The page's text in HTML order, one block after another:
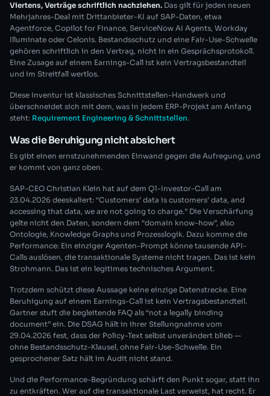
Viertens, Verträge schriftlich nachziehen. Das gilt für jeden neuen
Mehrjahres-Deal mit Drittanbieter-KI auf SAP-Daten, etwa
Agentforce, Copilot for Finance, ServiceNow AI Agents, Workday
Illuminate oder Celonis. Bestandsschutz und eine Fair-Use-Schwelle
gehören schriftlich in den Vertrag, nicht in ein Gesprächsprotokoll.
Eine Zusage auf einem Earnings-Call ist kein Vertragsbestandteil
und im Streitfall wertlos.
Diese Inventur ist klassisches Schnittstellen-Handwerk und
überschneidet sich mit dem, was in jedem ERP-Projekt am Anfang
steht: Requirement Engineering & Schnittstellen.
Was die Beruhigung nicht absichert
Es gibt einen ernstzunehmenden Einwand gegen die Aufregung, und
er kommt von ganz oben.
SAP-CEO Christian Klein hat auf dem Q1-Investor-Call am
23.04.2026 deeskaliert: “Customers’ data is customers’ data, and
accessing that data, we are not going to charge.” Die Verschärfung
gelte nicht den Daten, sondern dem “domain know-how”, also
Ontologie, Knowledge Graphs und Prozesslogik. Dazu komme die
Performance: Ein einziger Agenten-Prompt könne tausende API-
Calls auslösen, die transaktionale Systeme nicht tragen. Das ist kein
Strohmann. Das ist ein legitimes technisches Argument.
Trotzdem schützt diese Aussage keine einzige Datenstrecke. Eine
Beruhigung auf einem Earnings-Call ist kein Vertragsbestandteil.
Gartner stuft die begleitende FAQ als “not a legally binding
document” ein. Die DSAG hält in ihrer Stellungnahme vom
29.04.2026 fest, dass der Policy-Text selbst unverändert blieb —
ohne Bestandsschutz-Klausel, ohne Fair-Use-Schwelle. Ein
gesprochener Satz hält im Audit nicht stand.
Und die Performance-Begründung schärft den Punkt sogar, statt ihn
zu entkräften. Wer auf die transaktionale Last verweist, hat recht. Er